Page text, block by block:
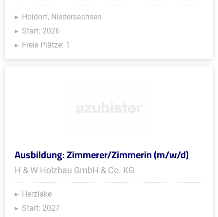
Holdorf, Niedersachsen
Start: 2026
Freie Plätze: 1
Ausbildung: Zimmerer/Zimmerin (m/w/d)
H & W Holzbau GmbH & Co. KG
Herzlake
Start: 2027